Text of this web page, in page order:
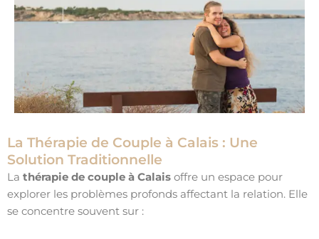
La Thérapie de Couple à Calais : Une
Solution Traditionnelle
La thérapie de couple à Calais offre un espace pour
explorer les problèmes profonds affectant la relation. Elle
se concentre souvent sur :